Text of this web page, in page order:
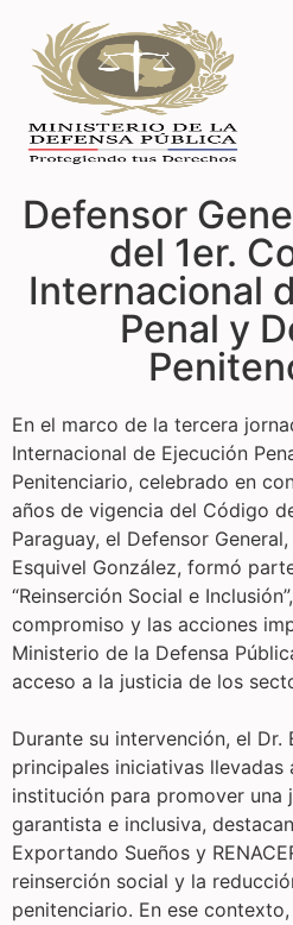
Defensor
del 1er.
Internacional
Penal y
En el marco de la tercera
Internacional de Ejecución
Penitenciario, celebrado en
años de vigencia del Código
Paraguay, el Defensor
Esquivel González, formó
“Reinserción Social e
compromiso y las acciones
Ministerio de la Defensa
acceso a la justicia de los
Durante su intervención, el Dr.
principales iniciativas llevadas
institución para promover una
garantista e inclusiva,
Exportando Sueños y
reinserción social y la
penitenciario. En ese